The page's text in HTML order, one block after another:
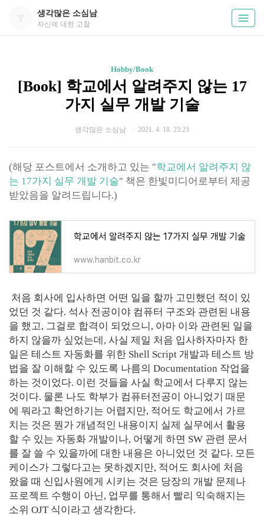
생각많은 소심남
자신에 대한 고찰
Hobby/Book
[Book] 학교에서 알려주지 않는 17
가지 실무 개발 기술
생각많은 소심남 2021. 4. 18. 23:23
(해당 포스트에서 소개하고 있는 "학교에서 알려주지 않
는 17가지 실무 개발 기술" 책은 한빛미디어로부터 제공
받았음을 알려드립니다.)
학교에서 알려주지 않는 17가지 실무 개발 기술
www.hanbit.co.kr
처음 회사에 입사하면 어떤 일을 할까 고민했던 적이 있
었던 것 같다. 석사 전공이야 컴퓨터 구조와 관련된 내용
을 했고, 그걸로 합격이 되었으니, 아마 이와 관련된 일을
하지 않을까 싶었는데, 사실 제일 처음 입사하자마자 한
일은 테스트 자동화를 위한 Shell Script 개발과 테스트 방
법을 잘 이해할 수 있도록 나름의 Documentation 작업을
하는 것이었다. 이런 것들을 사실 학교에서 다루지 않는
것이다. 물론 나도 학부가 컴퓨터전공이 아니었기 때문
에 뭐라고 확언하기는 어렵지만, 적어도 학교에서 가르
치는 것은 뭔가 개념적인 내용이지 실제 실무에서 활용
할 수 있는 자동화 개발이나, 어떻게 하면 SW 관련 문서
를 잘 쓸 수 있을까에 대한 내용은 아니었던 것 같다. 모든
케이스가 그렇다고는 못하겠지만, 적어도 회사에 처음
왔을 때 신입사원에게 시키는 것은 당장의 개발 문제나
프로젝트 수행이 아닌, 업무를 통해서 빨리 익숙해지는
소위 OJT 식이라고 생각한다.